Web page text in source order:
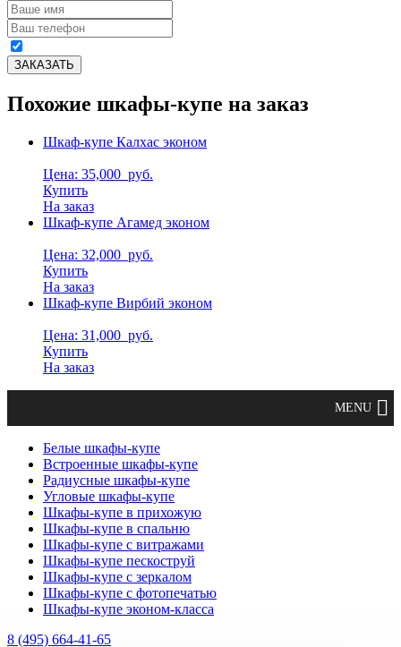
Похожие шкафы-купе на заказ
Шкаф-купе Калхас эконом
Цена: 35,000 руб.
Купить
На заказ
Шкаф-купе Агамед эконом
Цена: 32,000 руб.
Купить
На заказ
Шкаф-купе Вирбий эконом
Цена: 31,000 руб.
Купить
На заказ
Белые шкафы-купе
Встроенные шкафы-купе
Радиусные шкафы-купе
Угловые шкафы-купе
Шкафы-купе в прихожую
Шкафы-купе в спальню
Шкафы-купе с витражами
Шкафы-купе пескоструй
Шкафы-купе с зеркалом
Шкафы-купе с фотопечатью
Шкафы-купе эконом-класса
8 (495) 664-41-65